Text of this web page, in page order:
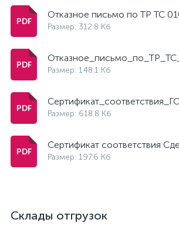
Отказное письмо по ТР ТС
Размер: 312.8 Кб
Размер: 148.1 Кб
Размер: 618.8 Кб
Сертификат соответствия
Размер: 197.6 Кб
Склады отгрузок